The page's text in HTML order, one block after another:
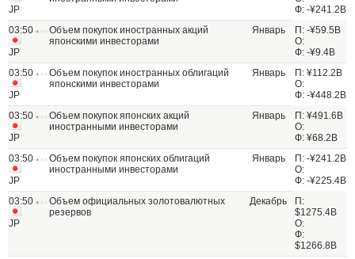
JP
Ф: -¥241.2B
03:50
JP
Объем покупок иностранных акций
японскими инвесторами
Январь
П: -¥59.5B
О:
Ф: -¥9.4B
03:50
JP
Объем покупок иностранных облигаций
японскими инвесторами
Январь
П: ¥112.2B
О:
Ф: -¥448.2B
03:50
JP
Объем покупок японских акций
иностранными инвесторами
Январь
П: ¥491.6B
О:
Ф: ¥68.2B
03:50
JP
Объем покупок японских облигаций
иностранными инвесторами
Январь
П: -¥241.2B
О:
Ф: -¥225.4B
03:50
JP
Объем официальных золотовалютных
резервов
Декабрь
П:
$1275.4B
О:
Ф:
$1266.8B